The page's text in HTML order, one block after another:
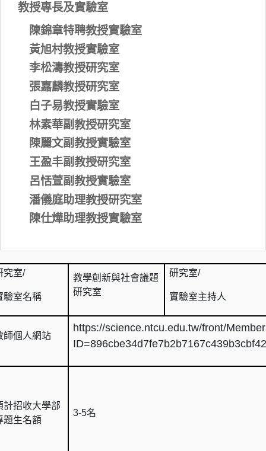
教授專長及實驗室
陳錦章特聘教授實驗室
黃旭村教授實驗室
李松濤教授研究室
張嘉麟教授研究室
白子易教授實驗室
林素華副教授研究室
陳麗文副教授實驗室
王盈丰副教授研究室
呂恬萱副教授實驗室
潘儀庭助理教授研究室
陳仕燁助理教授實驗室
究室/
驗室名稱
教學創新與社會議題
研究室
研究室/
實驗室主持人
師個人網站
https://science.ntcu.edu.tw/front/
計招收大學部
題生名額
3-5名